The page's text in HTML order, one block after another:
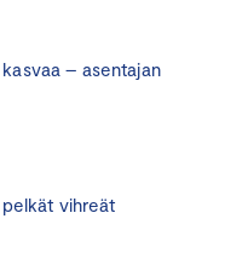
– asentajan
vihreät